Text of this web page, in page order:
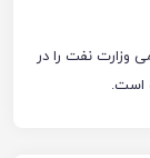
وزارت نفت را در
است.